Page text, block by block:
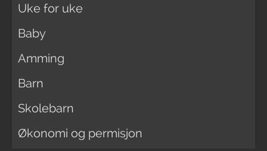
Uke for uke
Baby
Amming
Barn
Skolebarn
Økonomi og permisjon